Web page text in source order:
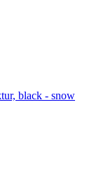
black - snow